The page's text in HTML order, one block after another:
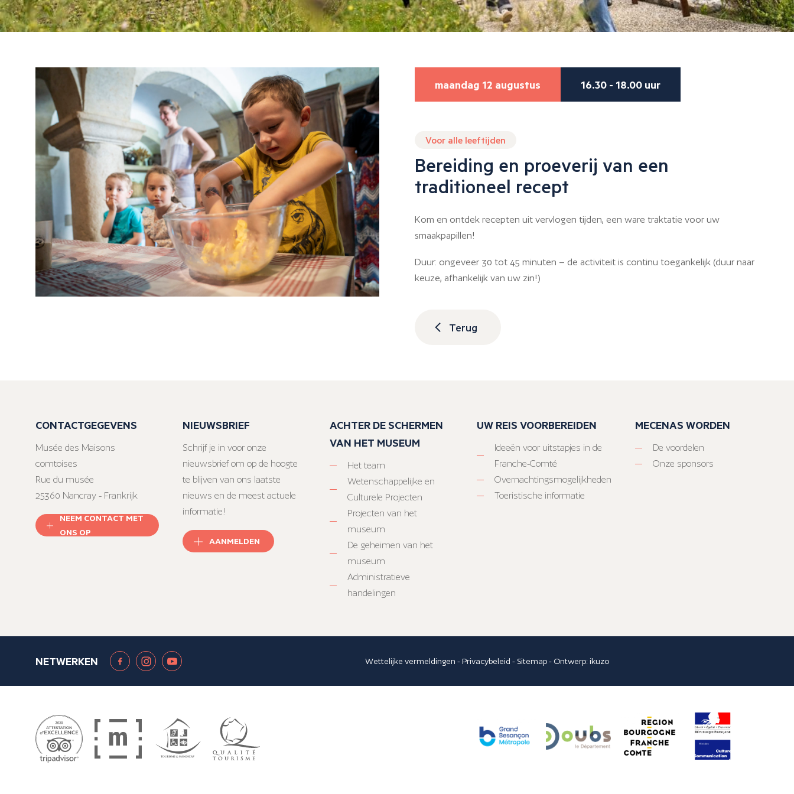
maandag 12 augustus 16.30 - 18.00 uur
Voor alle leeftijden
Bereiding en proeverij van een
traditioneel recept
Kom en ontdek recepten uit vervlogen tijden, een ware traktatie voor uw
smaakpapillen!
Duur: ongeveer 30 tot 45 minuten – de activiteit is continu toegankelijk (duur naar
keuze, afhankelijk van uw zin!)
Terug
CONTACTGEGEVENS
Musée des Maisons
comtoises
Rue du musée
25360 Nancray - Frankrijk
NEEM CONTACT MET
ONS OP
NIEUWSBRIEF
Schrijf je in voor onze
nieuwsbrief om op de hoogte
te blijven van ons laatste
nieuws en de meest actuele
informatie!
AANMELDEN
ACHTER DE SCHERMEN
VAN HET MUSEUM
Het team
Wetenschappelijke en
Culturele Projecten
Projecten van het
museum
De geheimen van het
museum
Administratieve
handelingen
UW REIS VOORBEREIDEN
Ideeën voor uitstapjes in de
Franche-Comté
Overnachtingsmogelijkheden
Toeristische informatie
MECENAS WORDEN
De voordelen
Onze sponsors
NETWERKEN Wettelijke vermeldingen -Privacybeleid - Sitemap- Ontwerp:ikuzo